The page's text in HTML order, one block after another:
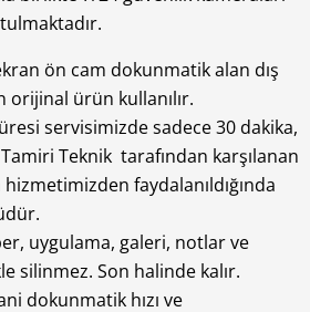
ön cam dokunmatik alan dış
orijinal ürün kullanılır.
servisimizde sadece 30 dakika,
Teknik tarafından karşılanan
faydalanıldığında
uygulama, galeri, notlar ve
silinmez. Son halinde kalır.
dokunmatik hızı ve